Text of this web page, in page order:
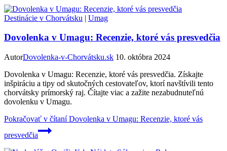
Destinácie v Chorvátsku | Umag
Dovolenka v Umagu: Recenzie, ktoré vás presvedčia
AutorDovolenka-v-Chorvátsku.sk 10. októbra 2024
Dovolenka v Umagu: Recenzie, ktoré vás presvedčia. Získajte
inšpiráciu a tipy od skutočných cestovateľov, ktorí navštívili tento
chorvátsky prímorský raj. Čítajte viac a zažite nezabudnuteľnú
dovolenku v Umagu.
Pokračovať v čítaníDovolenka v Umagu: Recenzie, ktoré vás
presvedčia